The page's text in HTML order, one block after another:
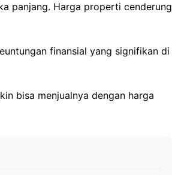
panjang. Harga properti cenderung
finansial yang signifikan di
bisa menjualnya dengan harga